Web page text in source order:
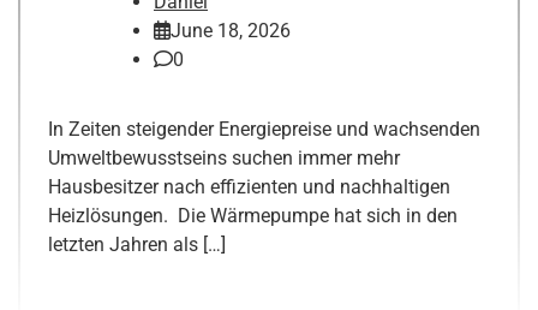
June 18, 2026
0
In Zeiten steigender Energiepreise und wachsenden
Umweltbewusstseins suchen immer mehr
Hausbesitzer nach effizienten und nachhaltigen
Heizlösungen. Die Wärmepumpe hat sich in den
letzten Jahren als […]